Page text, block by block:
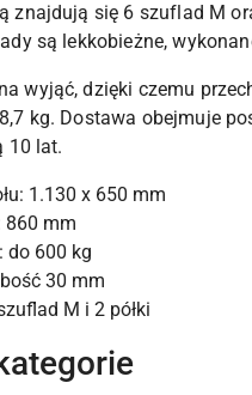
znajdują się 6 szuflad M
są lekkobieżne,
wyjąć, dzięki czemu
kg. Dostawa obejmuje
10 lat.
1.130 x 650 mm
860 mm
do 600 kg
30 mm
M i 2 półki